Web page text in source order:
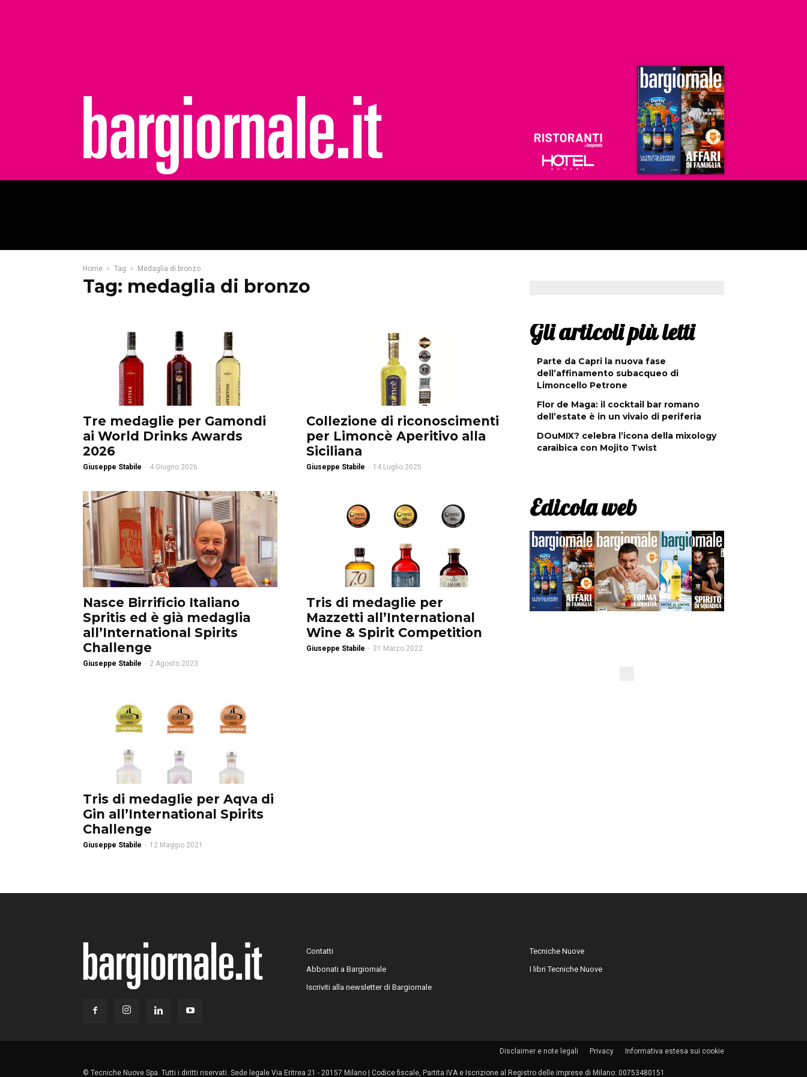
Ristoranti
Hoteldomani
Home Tag Medaglia di bronzo
Tag: medaglia di bronzo
Tre medaglie per Gamondi
ai World Drinks Awards
2026
Giuseppe Stabile - 4 Giugno 2026
Collezione di riconoscimenti
per Limoncè Aperitivo alla
Siciliana
Giuseppe Stabile - 14 Luglio 2025
Nasce Birrificio Italiano
Spritis ed è già medaglia
all’International Spirits
Challenge
Giuseppe Stabile - 2 Agosto 2023
Tris di medaglie per
Mazzetti all’International
Wine & Spirit Competition
Giuseppe Stabile - 31 Marzo 2022
Tris di medaglie per Aqva di
Gin all’International Spirits
Challenge
Giuseppe Stabile - 12 Maggio 2021
Gli articoli più letti
Parte da Capri la nuova fase
dell’affinamento subacqueo di
Limoncello Petrone
Flor de Maga: il cocktail bar romano
dell’estate è in un vivaio di periferia
DOuMIX? celebra l’icona della mixology
caraibica con Mojito Twist
Edicola web
Contatti
Abbonati a Bargiornale
Iscriviti alla newsletter di Bargiornale
Tecniche Nuove
I libri Tecniche Nuove
Disclaimer e note legali Privacy Informativa estesa sui cookie
© Tecniche Nuove Spa. Tutti i diritti riservati. Sede legale Via Eritrea 21 - 20157 Milano | Codice fiscale, Partita IVA e Iscrizione al Registro delle imprese di Milano: 00753480151